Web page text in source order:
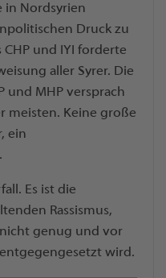
in Nordsyrien
Druck zu
und IYI forderte
aller Syrer. Die
und MHP versprach
meisten. Keine große
ein
Es ist die
Rassismus,
genug und vor
wird.